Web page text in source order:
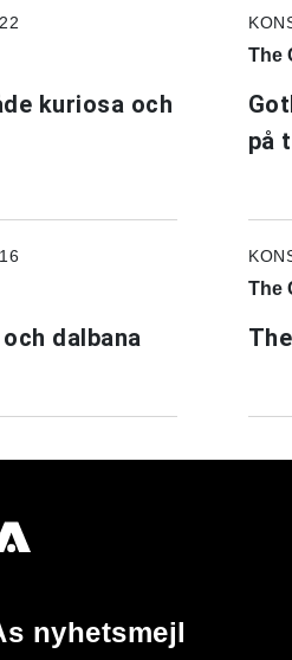
kuriosa och
The
på
dalbana
The
nyhetsmejl